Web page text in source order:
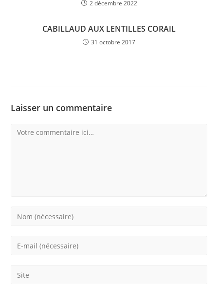
2 décembre 2022
CABILLAUD AUX LENTILLES CORAIL
31 octobre 2017
Laisser un commentaire
Comment
Enter
Enter
address
Saisir